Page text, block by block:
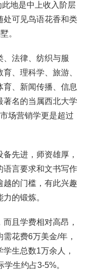
地是中上收入阶层
处可见鸟语花香和类
。
、法律、纺织与服
、理科学、旅游、
、新闻传播、信息
著名的当属西北大学
场营销学更是超过
先进，师资雄厚，
语言要求和文书写作
越的门槛，有此兴趣
的锻炼。
且学费相对高昂，
花费6万美金/年，
生总数1万余人，
生约占3-5%。